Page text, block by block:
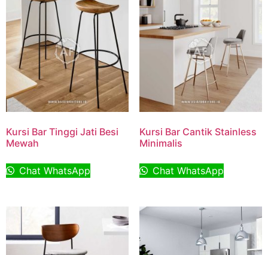
Kursi Bar Tinggi Jati Besi
Mewah
Chat WhatsApp
Kursi Bar Cantik Stainless
Minimalis
Chat WhatsApp